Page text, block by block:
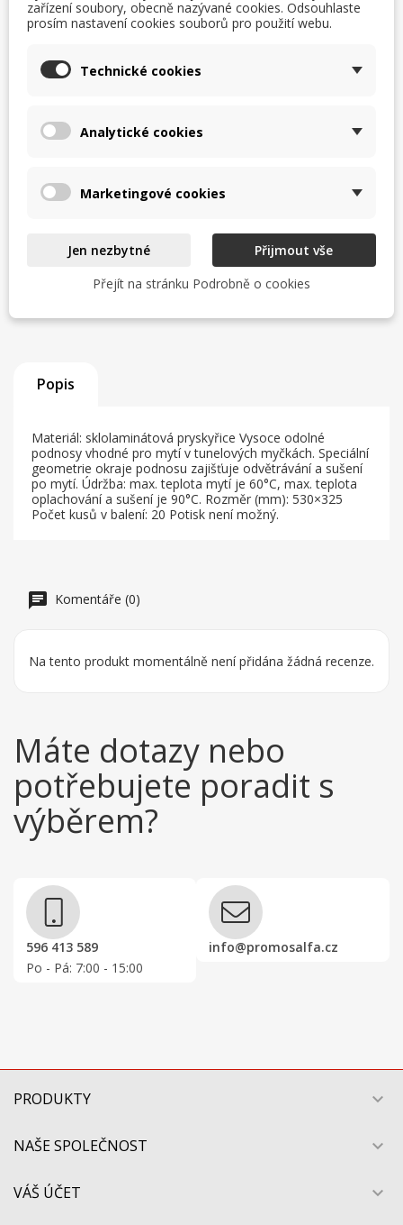
Uvedení do provozu a odzkoušení
Zaškolení obsluhy
TISK
Popis
Materiál: sklolaminátová pryskyřice Vysoce odolné
podnosy vhodné pro mytí v tunelových myčkách. Speciální
geometrie okraje podnosu zajišťuje odvětrávání a sušení
po mytí. Údržba: max. teplota mytí je 60°C, max. teplota
oplachování a sušení je 90°C. Rozměr (mm): 530×325
Počet kusů v balení: 20 Potisk není možný.
Komentáře (0)
Na tento produkt momentálně není přidána žádná recenze.
Máte dotazy nebo
potřebujete poradit s
výběrem?
596 413 589
Po - Pá: 7:00 - 15:00
info@promosalfa.cz
PRODUKTY 
NAŠE SPOLEČNOST 
VÁŠ ÚČET 
zařízení soubory, obecně nazývané cookies. Odsouhlaste
prosím nastavení cookies souborů pro použití webu.
Technické cookies
Analytické cookies
Marketingové cookies
Jen nezbytné
Přijmout vše
Přejít na stránku Podrobně o cookies